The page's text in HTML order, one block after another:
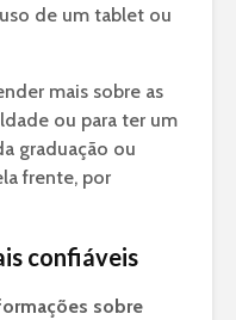
de um tablet ou
mais sobre as
ou para ter um
graduação ou
frente, por
confiáveis
sobre